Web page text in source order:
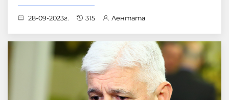
28-09-2023г. 315 Лентата